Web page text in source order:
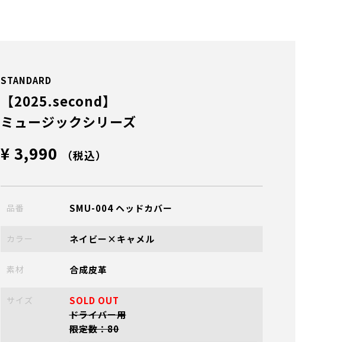
STANDARD
【2025.second】
ミュージックシリーズ
¥ 3,990 （税込）
品番 SMU-004 ヘッドカバー
カラー ネイビー×キャメル
素材 合成皮革
サイズ
SOLD OUT
ドライバー用
限定数：80